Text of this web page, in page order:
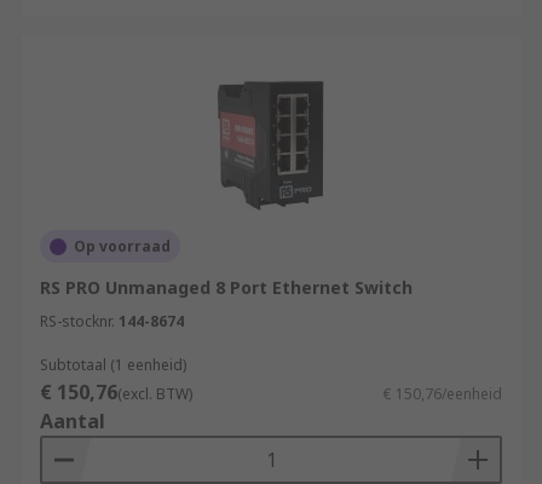
Op voorraad
RS PRO Unmanaged 8 Port Ethernet Switch
RS-stocknr. 144-8674
Subtotaal (1 eenheid)
€ 150,76(excl. BTW) € 150,76/eenheid
Aantal